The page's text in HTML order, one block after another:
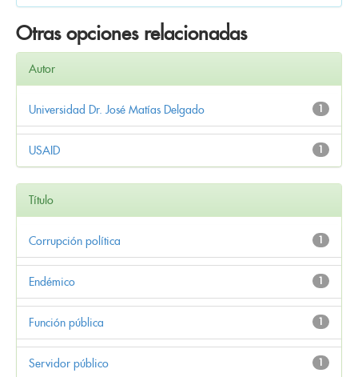
Otras opciones relacionadas
Autor
1
Universidad Dr. José Matías Delgado
1
USAID
Título
1
Corrupción política
1
Endémico
1
Función pública
1
Servidor público